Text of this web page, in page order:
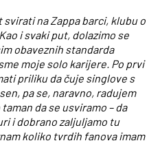
svirati na Zappa barci, klubu o
i svaki put, dolazimo se
obaveznih standarda
moje solo karijere. Po prvi
priliku da čuje singlove s
pa se, naravno, radujem
da se usviramo – da
i dobrano zaljuljamo tu
koliko tvrdih fanova imam